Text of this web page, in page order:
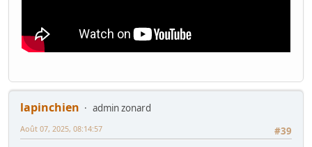
lapinchien
admin zonard
#39
Août 07, 2025, 08:14:57